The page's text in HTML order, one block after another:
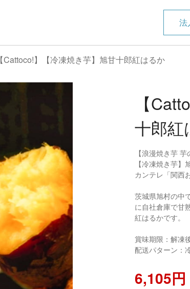
法
【Cattoco!】【冷凍焼き芋】旭甘十郎紅はるか
【
十郎紅
【浪漫焼き芋 芋
【冷凍焼き芋】
カンテレ「関西
茨城県旭村の中
に自社倉庫で甘
紅はるかです。
賞味期限：解凍
配送パターン：
6,105円